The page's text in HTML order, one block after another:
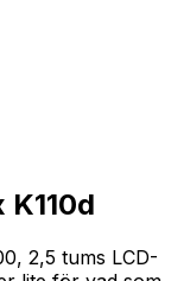
2,5 tums LCD-